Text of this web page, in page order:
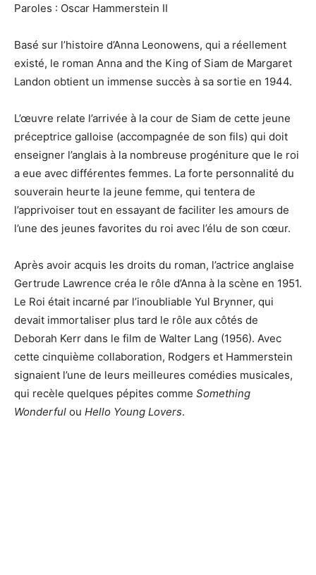
Paroles : Oscar Hammerstein II
Basé sur l’histoire d’Anna Leonowens, qui a réellement
existé, le roman Anna and the King of Siam de Margaret
Landon obtient un immense succès à sa sortie en 1944.
L’œuvre relate l’arrivée à la cour de Siam de cette jeune
préceptrice galloise (accompagnée de son fils) qui doit
enseigner l’anglais à la nombreuse progéniture que le roi
a eue avec différentes femmes. La forte personnalité du
souverain heurte la jeune femme, qui tentera de
l’apprivoiser tout en essayant de faciliter les amours de
l’une des jeunes favorites du roi avec l’élu de son cœur.
Après avoir acquis les droits du roman, l’actrice anglaise
Gertrude Lawrence créa le rôle d’Anna à la scène en 1951.
Le Roi était incarné par l’inoubliable Yul Brynner, qui
devait immortaliser plus tard le rôle aux côtés de
Deborah Kerr dans le film de Walter Lang (1956). Avec
cette cinquième collaboration, Rodgers et Hammerstein
signaient l’une de leurs meilleures comédies musicales,
qui recèle quelques pépites comme Something
Wonderful ou Hello Young Lovers.